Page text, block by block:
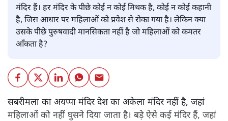
केरल के सबरमला स्थित भगवान अयप्पा का मंदिर वह अकेला मंदिर
नहीं, जहाँ महिलाओं को प्रवेश नहीं करने दिया जाता है। ऐसे और कई